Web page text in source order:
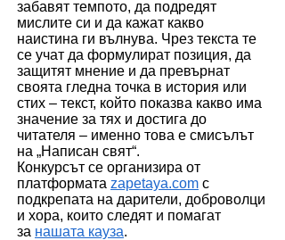
забавят темпото, да подредят
мислите си и да кажат какво
наистина ги вълнува. Чрез текста те
се учат да формулират позиция, да
защитят мнение и да превърнат
своята гледна точка в история или
стих – текст, който показва какво има
значение за тях и достига до
читателя – именно това е смисълът
на „Написан свят“.
Конкурсът се организира от
платформата zapetaya.com с
подкрепата на дарители, доброволци
и хора, които следят и помагат
за нашата кауза.